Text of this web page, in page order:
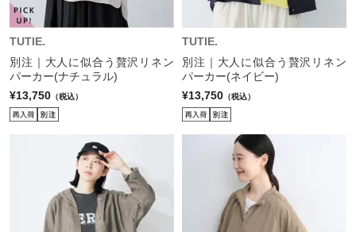
TUTIE.
別注｜大人に似合う贅沢リネン
パーカー(ナチュラル)
¥13,750 （税込）
TUTIE.
別注｜大人に似合う贅沢リネン
パーカー(ネイビー)
¥13,750 （税込）